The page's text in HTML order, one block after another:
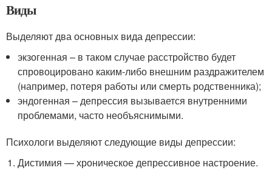
Виды
Выделяют два основных вида депрессии:
экзогенная – в таком случае расстройство будет
спровоцировано каким-либо внешним раздражителем
(например, потеря работы или смерть родственника);
эндогенная – депрессия вызывается внутренними
проблемами, часто необъяснимыми.
Психологи выделяют следующие виды депрессии:
Дистимия — хроническое депрессивное настроение.